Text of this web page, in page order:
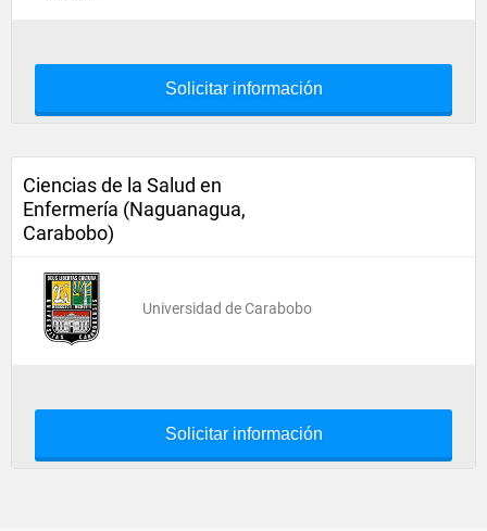
Solicitar información
Ciencias de la Salud en
Enfermería (Naguanagua,
Carabobo)
Universidad de Carabobo
Solicitar información